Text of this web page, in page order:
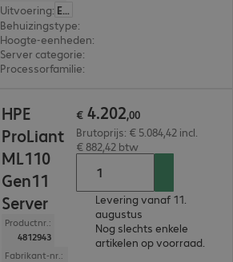
Uitvoering: Europa
Behuizingstype:
Hoogte-eenheden:
Server categorie:
Processorfamilie:
HPE
ProLiant
ML110
Gen11
Server
Productnr.:
4812943
Fabrikant-nr.:
€ 4.202,00
Brutoprijs: € 5.084,42 incl.
€ 882,42 btw
Levering vanaf 11.
augustus
Nog slechts enkele
artikelen op voorraad.